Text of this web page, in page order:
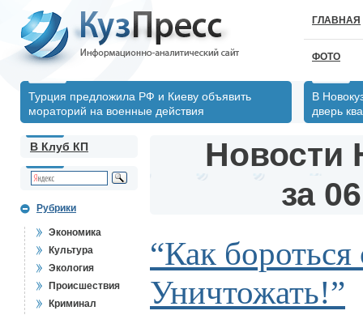
ГЛАВНАЯ
ФОТО
Турция предложила РФ и Киеву объявить
мораторий на военные действия
В
дверь
В Клуб КП
Рубрики
Экономика
Культура
Экология
Происшествия
Криминал
Новости
за
“Как
Уничтожать!”